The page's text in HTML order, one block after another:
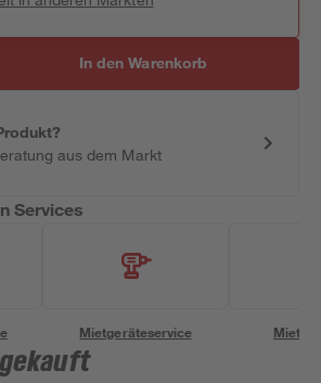
In den Warenkorb
aus dem Markt
Services
Mietgeräteservice